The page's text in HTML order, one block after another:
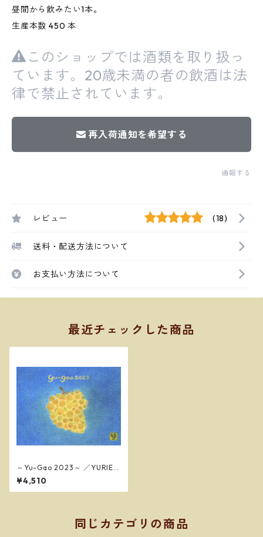
昼間から飲みたい1本。
生産本数 450 本
このショップでは酒類を取り扱っ
ています。20歳未満の者の飲酒は法
律で禁止されています。
再入荷通知を希望する
通報する
レビュー (18)
送料・配送方法について
お支払い方法について
最近チェックした商品
～Yu-Gao 2023～ ／YURIE S
AKAI
¥4,510
同じカテゴリの商品